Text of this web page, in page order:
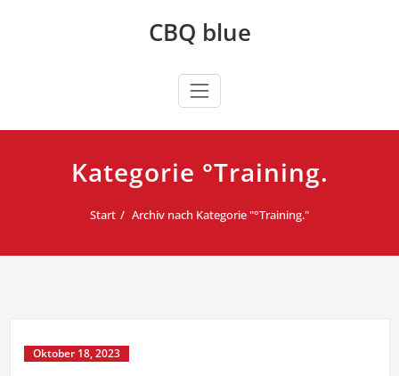
CBQ blue
Kategorie °Training.
Start Archiv nach Kategorie "°Training."
Oktober 18, 2023